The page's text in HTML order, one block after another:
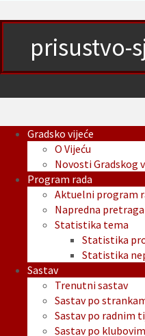
prisustvo-
Gradsko vijeće
O Vijeću
Novosti Gradskog
Program rada
Aktuelni program
Napredna
Statistika tema
Statistika
Statistika
Sastav
Trenutni sastav
Sastav po
Sastav po radnim
Sastav po